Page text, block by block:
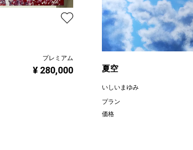
プレミアム
¥ 280,000 夏空
いしいまゆみ
プラン
価格